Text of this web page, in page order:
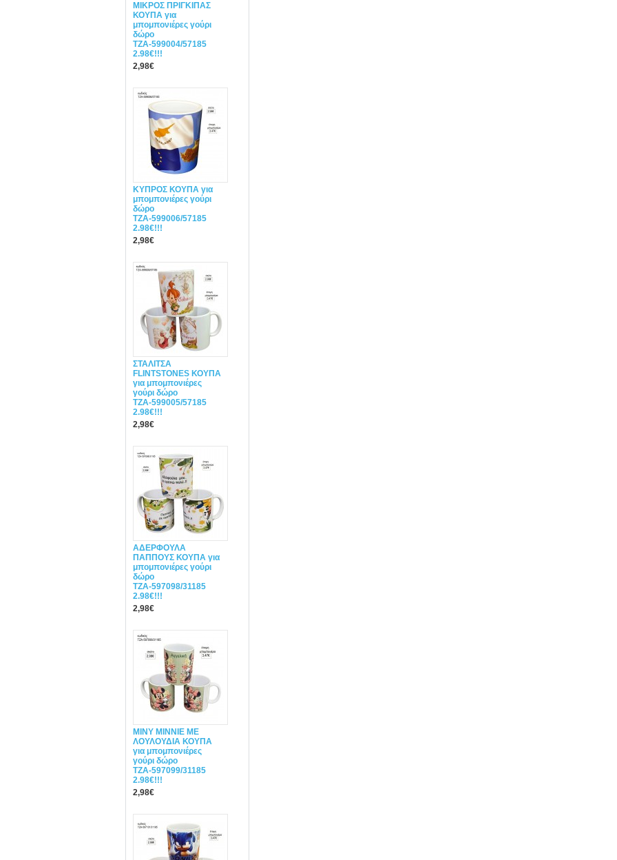
ΜΙΚΡΟΣ ΠΡΙΓΚΙΠΑΣ
ΚΟΥΠΑ για
μπομπονιέρες γούρι
δώρο
ΤΖΑ-599004/57185
2.98€!!!
2,98€
ΚΥΠΡΟΣ ΚΟΥΠΑ για
μπομπονιέρες γούρι
δώρο
ΤΖΑ-599006/57185
2.98€!!!
2,98€
ΣΤΑΛΙΤΣΑ
FLINTSTONES ΚΟΥΠΑ
για μπομπονιέρες
γούρι δώρο
ΤΖΑ-599005/57185
2.98€!!!
2,98€
ΑΔΕΡΦΟΥΛΑ
ΠΑΠΠΟΥΣ ΚΟΥΠΑ για
μπομπονιέρες γούρι
δώρο
ΤΖΑ-597098/31185
2.98€!!!
2,98€
ΜΙΝΥ MINNIE ΜΕ
ΛΟΥΛΟΥΔΙΑ ΚΟΥΠΑ
για μπομπονιέρες
γούρι δώρο
ΤΖΑ-597099/31185
2.98€!!!
2,98€